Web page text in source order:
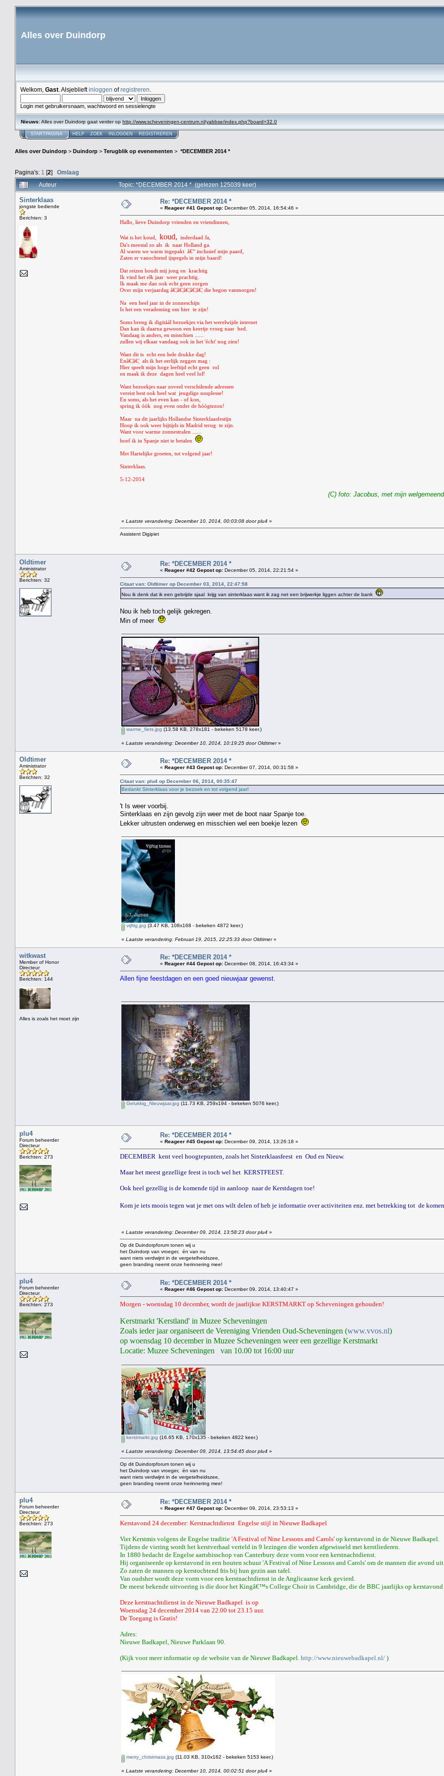
Alles over Duindorp
Welkom, Gast . Alsjeblieftinloggen ofregistreren
Login met gebruikersnaam, wachtwoord en sessielengte
Nieuws: Alles over Duindorp gaat verder op http://www.scheveningen-centrum.nl/yabbse/index.php?board=32.0
STARTPAGINA HELP ZOEK INLOGGEN REGISTREREN
Alles over Duindorp > Duindorp > Terugblik op evenementen > *DECEMBER 2014 *
Pagina's: 1 [2] Omlaag
Auteur Topic: *DECEMBER 2014 * (gelezen 125039 keer)
Sinterklaas
jongste bediende
Berichten: 3
Re: *DECEMBER 2014 *
« Reageer #41 Gepost op: December 05, 2014, 16:54:46 »
Hallo, lieve Duindorp vrienden en vriendinnen,
Wat is het koud, koud, inderdaad Ja,
Da's meestal zo als ik naar Holland ga.
Al waren we warm ingepakt â€“ inclusief mijn paard,
Zaten er vanochtend ijspegels in mijn baard!
Dat reizen houdt mij jong en krachtig
Ik vind het elk jaar weer prachtig.
Ik maak me dan ook echt geen zorgen
Over mijn verjaardag â€¦â€¦â€¦â€¦â€¦ die begon vanmorgen!
Na een heel jaar in de zonneschijn
Is het een verademing om hier te zijn!
Soms breng ik digitáál bezoekjes via het werelwijde internet
Dan kan ik daarna gewoon een keertje vroeg naar bed.
Vandaag is anders, en misschien ......
zullen wij elkaar vandaag ook in het 'écht' nog zien!
Want dit is echt een hele drukke dag!
Enâ€¦â€¦ als ik het eerlijk zeggen mag :
Hier speelt mijn hoge leeftijd echt geen rol
en maak ik deze dagen heel veel lol!
Want bezoekjes naar zoveel verschilende adressen
vereist best ook heel wat jeugdige souplesse!
En soms, als het even kan - of kon,
spring ik óók nog even onder de hóógtezon!
Maar na dit jaarlijks Hollandse Sinterklaasfestijn
Hoop ik ook weer bijtijds in Madrid terug te zijn.
Want voor warme zonnestralen ......
hoef ik in Spanje niet te betalen
Met Hartelijke groeten, tot volgend jaar!
Sinterklaas.
5-12-2014
(C) foto: Jacobus, met mijn
« Laatste verandering: December 10, 2014, 00:03:08 door plu4 »
Assistent Digipiet
Oldtimer
Aministrator
Berichten: 32
Re: *DECEMBER 2014 *
« Reageer #42 Gepost op: December 05, 2014, 22:21:54 »
Citaat van: Oldtimer op December 03, 2014, 22:47:58
Nou ik denk dat ik een gebrijde sjaal krijg van sinterklaas want ik zag net een brijwerkje liggen achter de bank
Nou ik heb toch gelijk gekregen.
Min of meer
warme_fiets.jpg (13.58 KB, 278x181 - bekeken 5178 keer.)
« Laatste verandering: December 10, 2014, 10:19:25 door Oldtimer»
Oldtimer
Aministrator
Berichten: 32
Re: *DECEMBER 2014 *
« Reageer #43 Gepost op: December 07, 2014, 00:31:58 »
Citaat van: plu4 op December 06, 2014, 00:35:47
Bedankt Sinterklaas voor je bezoek en tot volgend jaar!
't Is weer voorbij.
Sinterklaas en zijn gevolg zijn weer met de boot naar Spanje toe.
Lekker uitrusten onderweg en misschien wel een boekje lezen
vijftig.jpg (3.47 KB, 108x168 - bekeken 4872 keer.)
« Laatste verandering: Februari 19, 2015, 22:25:33 door Oldtimer»
witkwast
Member of Honor
Directeur
Berichten: 144
Alles is zoals het moet zijn
Re: *DECEMBER 2014 *
« Reageer #44 Gepost op: December 08, 2014, 16:43:34 »
Allen fijne feestdagen en een goed nieuwjaar gewenst.
Gelukkig_Nieuwjaar.jpg (11.73 KB, 259x194 - bekeken 5076 keer.)
plu4
Forum beheerder
Directeur
Berichten: 273
Re: *DECEMBER 2014 *
« Reageer #45 Gepost op: December 09, 2014, 13:26:18 »
DECEMBER kent veel hoogtepunten, zoals het Sinterklaasfeest en Oud en Nieuw.
Maar het meest gezellige feest is toch wel het KERSTFEEST.
Ook heel gezellig is de komende tijd in aanloop naar de Kerstdagen toe!
Kom je iets moois tegen wat je met ons wilt delen of heb je informatie over activiteiten enz. met betrekking tot de
« Laatste verandering: December 09, 2014, 13:58:23 door plu4 »
Op dit Duindorpforum tonen wij u
het Duindorp van vroeger, én van nu
want niets verdwijnt in de vergetelheidszee,
geen branding neemt onze herinnering mee!
plu4
Forum beheerder
Directeur
Berichten: 273
Re: *DECEMBER 2014 *
« Reageer #46 Gepost op: December 09, 2014, 13:40:47 »
Morgen - woensdag 10 december, wordt de jaarlijkse KERSTMARKT op Scheveningen gehouden!
Kerstmarkt 'Kerstland' in Muzee Scheveningen
Zoals ieder jaar organiseert de Vereniging Vrienden Oud-Scheveningen (www.vvos.nl)
op woensdag 10 december in Muzee Scheveningen weer een gezellige Kerstmarkt
Locatie: Muzee Scheveningen van 10.00 tot 16:00 uur
kerstmarkt.jpg (16.65 KB, 170x135 - bekeken 4822 keer.)
« Laatste verandering: December 09, 2014, 13:54:45 door plu4 »
Op dit Duindorpforum tonen wij u
het Duindorp van vroeger, én van nu
want niets verdwijnt in de vergetelheidszee,
geen branding neemt onze herinnering mee!
plu4
Forum beheerder
Directeur
Berichten: 273
Re: *DECEMBER 2014 *
« Reageer #47 Gepost op: December 09, 2014, 23:53:13 »
Kerstavond 24 december: Kerstnachtdienst Engelse stijl in Nieuwe Badkapel
Vier Kerstmis volgens de Engelse traditie 'A Festival of Nine Lessons and Carols' op kerstavond in de Nieuwe Badkapel.
Tijdens de viering wordt het kerstverhaal verteld in 9 lezingen die worden afgewisseld met kerstliederen.
In 1880 bedacht de Engelse aartsbisschop van Canterbury deze vorm voor een kerstnachtdienst.
Hij organiseerde op kerstavond in een houten schuur 'A Festival of Nine Lessons and Carols' om de mannen die avond uit
Zo zaten de mannen op kerstochtend fris bij hun gezin aan tafel.
Van oudsher wordt deze vorm voor een kerstnachtdienst in de Anglicaanse kerk gevierd.
De meest bekende uitvoering is die door het Kingâ€™s College Choir in Cambridge, die de BBC jaarlijks op kerstavond
Deze kerstnachtdienst in de Nieuwe Badkapel is op
Woensdag 24 december 2014 van 22.00 tot 23.15 uur.
De Toegang is Gratis!
Adres:
Nieuwe Badkapel, Nieuwe Parklaan 90.
(Kijk voor meer informatie op de website van de Nieuwe Badkapel. http://www.nieuwebadkapel.nl/ )
merry_christmass.jpg (11.03 KB, 310x162 - bekeken 5153 keer.)
« Laatste verandering: December 10, 2014, 00:02:51 door plu4 »